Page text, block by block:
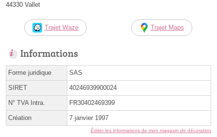
44330 Vallet
Trajet Waze Trajet Maps
Informations
Forme juridique SAS
SIRET 40246939900024
N° TVA Intra. FR30402469399
Création 7 janvier 1997
Éditer les informations de mon magasin de décoration